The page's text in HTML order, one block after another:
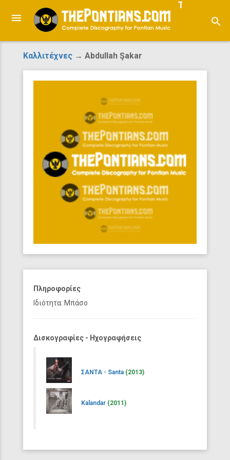
search
Καλλιτέχνες → Abdullah Şakar
Πληροφορίες
Ιδιότητα: Μπάσο
Δισκογραφίες - Ηχογραφήσεις
ΣΑΝΤΑ - Santa (2013)
Kalandar (2011)